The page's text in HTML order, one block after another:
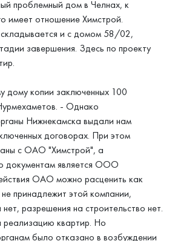
проблемный дом в Челнах, к
имеет отношение Химстрой.
складывается и с домом 58/02,
завершения. Здесь по проекту
дому копии заключенных 100
- Однако
Нижнекамска выдали нам
договорах. При этом
с ОАО "Химстрой", а
является OOO
ОАО можно расценить как
принадлежит этой компании,
разрешения на строительство нет.
квартир. Но
было отказано в возбуждении